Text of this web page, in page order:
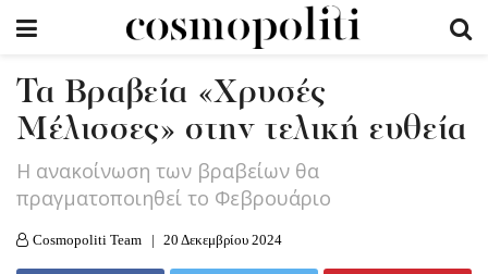
Τα Βραβεία «Χρυσές
Μέλισσες» στην τελική ευθεία
Η ανακοίνωση των βραβείων θα
πραγματοποιηθεί το Φεβρουάριο
Cosmopoliti Team 20 Δεκεμβρίου 2024